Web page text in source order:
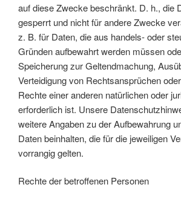
auf diese Zwecke beschränkt. D. h., die
gesperrt und nicht für andere Zwecke
z. B. für Daten, die aus handels- oder
Gründen aufbewahrt werden müssen
Speicherung zur Geltendmachung,
Verteidigung von Rechtsansprüchen
Rechte einer anderen natürlichen oder
erforderlich ist. Unsere
weitere Angaben zu der Aufbewahrung
Daten beinhalten, die für die jeweiligen
vorrangig gelten.
Rechte der betroffenen Personen